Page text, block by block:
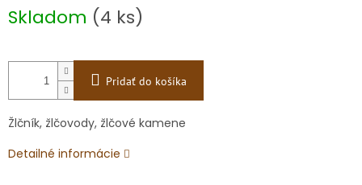
cena:
Skladom (4 ks)
Pridať do košíka
Žlčník, žlčovody, žlčové kamene
Detailné informácie